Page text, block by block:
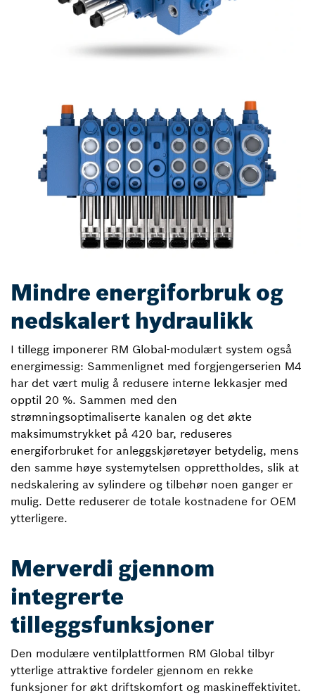
Mindre energiforbruk og
nedskalert hydraulikk
I tillegg imponerer RM Global-modulært system også
energimessig: Sammenlignet med forgjengerserien M4
har det vært mulig å redusere interne lekkasjer med
opptil 20 %. Sammen med den
strømningsoptimaliserte kanalen og det økte
maksimumstrykket på 420 bar, reduseres
energiforbruket for anleggskjøretøyer betydelig, mens
den samme høye systemytelsen opprettholdes, slik at
nedskalering av sylindere og tilbehør noen ganger er
mulig. Dette reduserer de totale kostnadene for OEM
ytterligere.
Merverdi gjennom
integrerte
tilleggsfunksjoner
Den modulære ventilplattformen RM Global tilbyr
ytterlige attraktive fordeler gjennom en rekke
funksjoner for økt driftskomfort og maskineffektivitet.